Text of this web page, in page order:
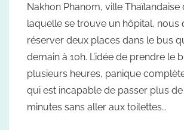
Nakhon Phanom, ville Thaïlandaise
laquelle se trouve un hôpital, nous
réserver deux places dans le bus
demain à 10h. L’idée de prendre le
plusieurs heures, panique
qui est incapable de passer plus
minutes sans aller aux toilettes…